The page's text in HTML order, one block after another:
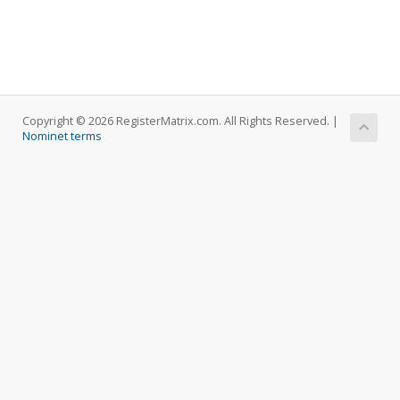
Copyright © 2026 RegisterMatrix.com. All Rights Reserved. |
Nominet terms